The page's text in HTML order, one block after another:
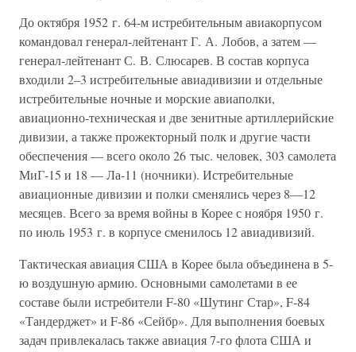
До октября 1952 г. 64-м истребительным авиакорпусом
командовал генерал-лейтенант Г. А. Лобов, а затем —
генерал-лейтенант С. В. Слюсарев. В состав корпуса
входили 2–3 истребительные авиадивизии и отдельные
истребительные ночные и морские авиаполки,
авиационно-техническая и две зенитные артиллерийские
дивизии, а также прожекторный полк и другие части
обеспечения — всего около 26 тыс. человек, 303 самолета
МиГ-15 и 18 — Ла-11 (ночники). Истребительные
авиационные дивизии и полки сменялись через 8—12
месяцев. Всего за время войны в Корее с ноября 1950 г.
по июль 1953 г. в корпусе сменилось 12 авиадивизий.
Тактическая авиация США в Корее была объединена в 5-
ю воздушную армию. Основными самолетами в ее
составе были истребители F-80 «Шутинг Стар», F-84
«Тандерджет» и F-86 «Сейбр». Для выполнения боевых
задач привлекалась также авиация 7-го флота США и